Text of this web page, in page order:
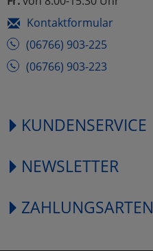
Kontaktformular
(06766) 903-225
(06766) 903-223
KUNDENSERVICE
NEWSLETTER
ZAHLUNGSARTEN